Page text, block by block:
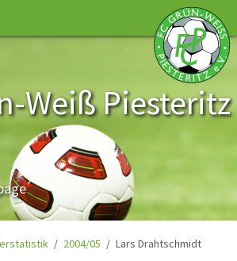
Weiß Piesteritz
2004/05 Lars Drahtschmidt